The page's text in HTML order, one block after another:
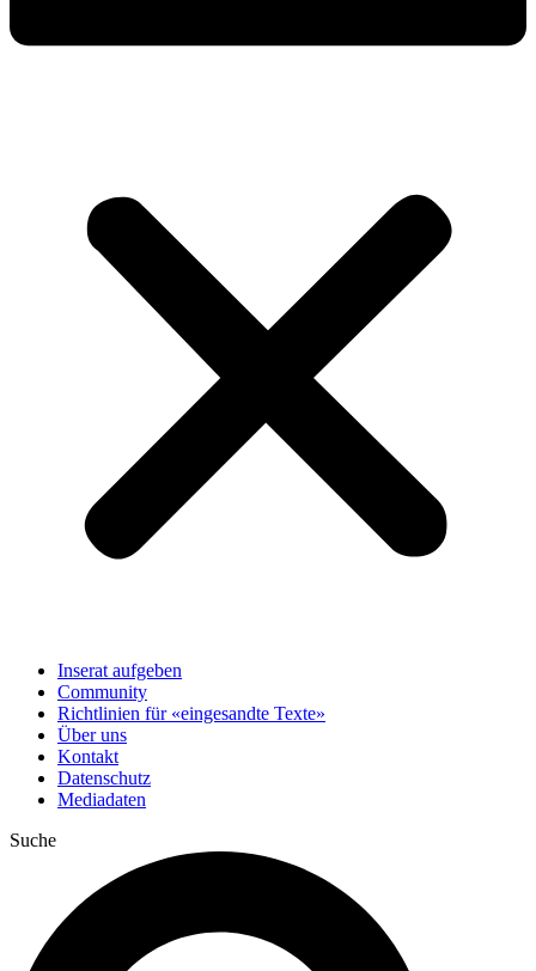
Inserat aufgeben
Community
Richtlinien für «eingesandte Texte»
Über uns
Kontakt
Datenschutz
Mediadaten
Suche